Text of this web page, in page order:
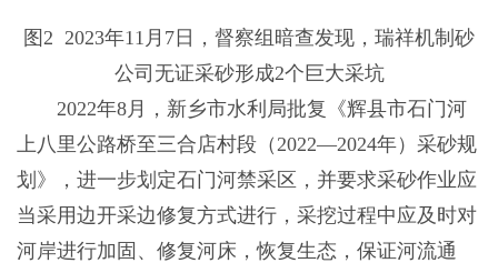
图2 2023年11月7日，督察组暗查发现，瑞祥机制砂
公司无证采砂形成2个巨大采坑
2022年8月，新乡市水利局批复《辉县市石门河
上八里公路桥至三合店村段（2022—2024年）采砂规
划》，进一步划定石门河禁采区，并要求采砂作业应
当采用边开采边修复方式进行，采挖过程中应及时对
河岸进行加固、修复河床，恢复生态，保证河流通